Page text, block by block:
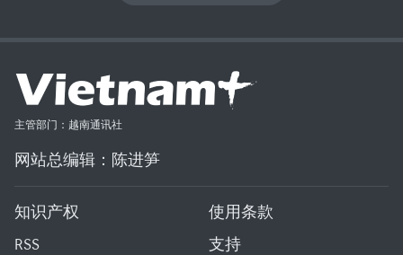
主管部门：越南通讯社
网站总编辑：陈进笋
知识产权
使用条款
RSS
支持